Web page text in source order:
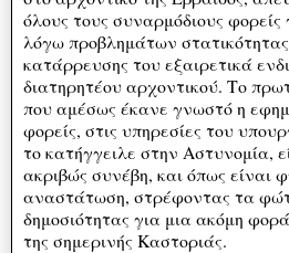
όλους τους συναρμόδιους φορείς
λόγω προβλημάτων
κατάρρευσης του εξαιρετικά
διατηρητέου αρχοντικού. Το
που αμέσως έκανε γνωστό η
φορείς, στις υπηρεσίες του
το κατήγγειλε στην Αστυνομία,
ακριβώς συνέβη, και όπως είναι
αναστάτωση, στρέφοντας τα
δημοσιότητας για μια ακόμη
της σημερινής Καστοριάς.